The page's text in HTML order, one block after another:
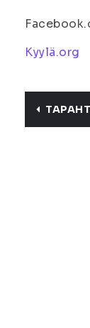
Kyylä.org